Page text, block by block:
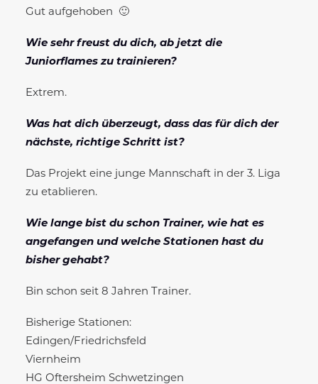
Gut aufgehoben 🙂
Wie sehr freust du dich, ab jetzt die
Juniorflames zu trainieren?
Extrem.
Was hat dich überzeugt, dass das für dich der
nächste, richtige Schritt ist?
Das Projekt eine junge Mannschaft in der 3. Liga
zu etablieren.
Wie lange bist du schon Trainer, wie hat es
angefangen und welche Stationen hast du
bisher gehabt?
Bin schon seit 8 Jahren Trainer.
Bisherige Stationen:
Edingen/Friedrichsfeld
Viernheim
HG Oftersheim Schwetzingen